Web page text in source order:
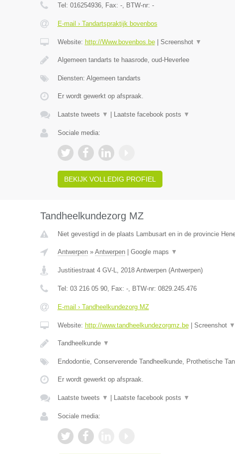
Tel: 016254936, Fax: -, BTW-nr: -
E-mail › Tandartspraktijk bovenbos
Website: http://Www.bovenbos.be| Screenshot ▼
Algemeen tandarts te haasrode, oud-Heverlee
Diensten: Algemeen tandarts
Er wordt gewerkt op afspraak.
Laatste tweets ▼ Laatste facebook posts ▼
Sociale media:
BEKIJK VOLLEDIG PROFIEL
Tandheelkundezorg MZ
Niet gevestigd in de plaats Lambusart en in de provincie
Antwerpen» Antwerpen| Google maps ▼
Justitiestraat 4 GV-L, 2018 Antwerpen(Antwerpen)
Tel: 03 216 05 90, Fax: -, BTW-nr: 0829.245.476
E-mail › Tandheelkundezorg MZ
Website: http://www.tandheelkundezorgmz.be| Screenshot ▼
Tandheelkunde ▼
Endodontie, Conserverende Tandheelkunde, Prothetische
Er wordt gewerkt op afspraak.
Laatste tweets ▼ Laatste facebook posts ▼
Sociale media: